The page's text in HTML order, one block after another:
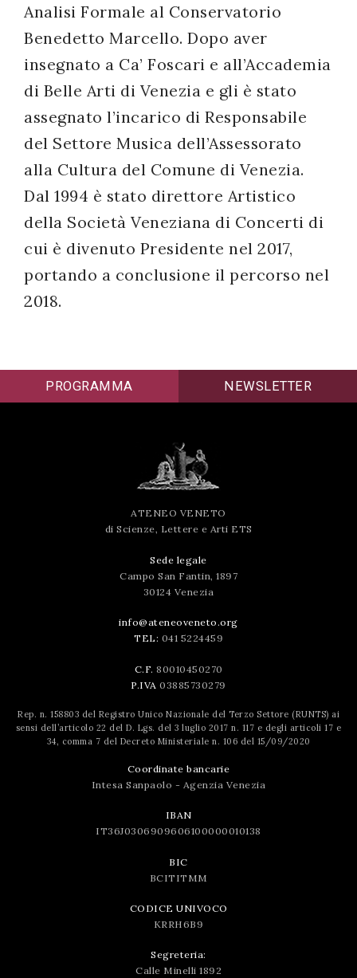
Analisi Formale al Conservatorio
Benedetto Marcello. Dopo aver
insegnato a Ca’ Foscari e all’Accademia
di Belle Arti di Venezia e gli è stato
assegnato l’incarico di Responsabile
del Settore Musica dell’Assessorato
alla Cultura del Comune di Venezia.
Dal 1994 è stato direttore Artistico
della Società Veneziana di Concerti di
cui è divenuto Presidente nel 2017,
portando a conclusione il percorso nel
2018.
PROGRAMMA NEWSLETTER
ATENEO VENETO
di Scienze, Lettere e Arti ETS
Sede legale
Campo San Fantin, 1897
30124 Venezia
info@ateneoveneto.org
TEL: 041 5224459
C.F. 80010450270
P.IVA 03885730279
Rep. n. 158803 del Registro Unico Nazionale del Terzo Settore (RUNTS) ai
sensi dell’articolo 22 del D. Lgs. del 3 luglio 2017 n. 117 e degli articoli 17 e
34, comma 7 del Decreto Ministeriale n. 106 del 15/09/2020
Coordinate bancarie
Intesa Sanpaolo - Agenzia Venezia
IBAN
IT36J0306909606100000010138
BIC
BCITITMM
CODICE UNIVOCO
KRRH6B9
Segreteria:
Calle Minelli 1892